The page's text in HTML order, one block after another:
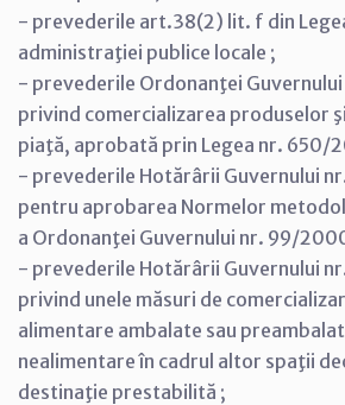
- prevederile art.38(2) lit. f din
administraţiei publice locale ;
- prevederile Ordonanţei
privind comercializarea produselor
piaţă, aprobată prin Legea nr. 650/
- prevederile Hotărârii Guvernului
pentru aprobarea Normelor
a Ordonanţei Guvernului nr. 99/
- prevederile Hotărârii Guvernului
privind unele măsuri de
alimentare ambalate sau
nealimentare în cadrul altor spaţii
destinaţie prestabilită ;